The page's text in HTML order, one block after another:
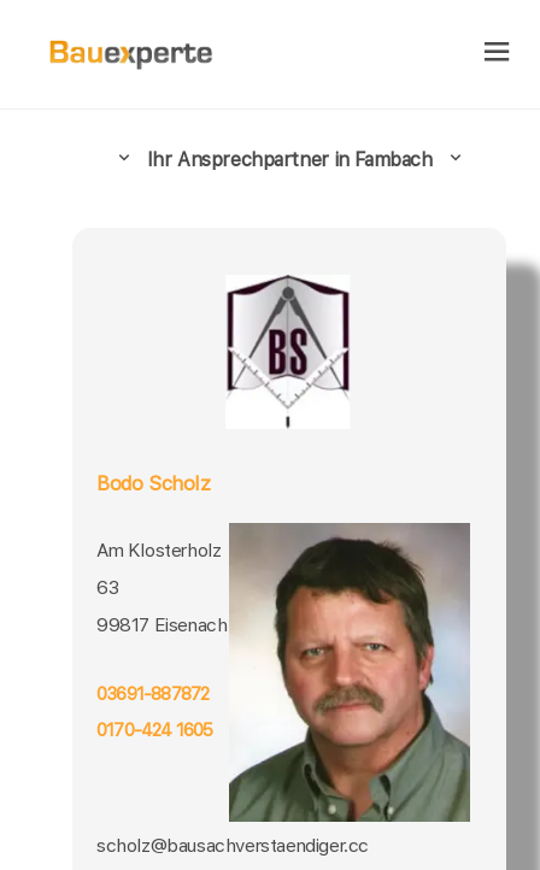
Ihr Ansprechpartner in Fambach
Bodo Scholz
Am Klosterholz
63
99817 Eisenach
03691-887872
0170-424 1605
scholz@bausachverstaendiger.cc